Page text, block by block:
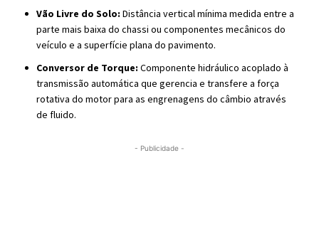
Vão Livre do Solo: Distância vertical mínima medida entre a
parte mais baixa do chassi ou componentes mecânicos do
veículo e a superfície plana do pavimento.
Conversor de Torque: Componente hidráulico acoplado à
transmissão automática que gerencia e transfere a força
rotativa do motor para as engrenagens do câmbio através
de fluido.
- Publicidade -